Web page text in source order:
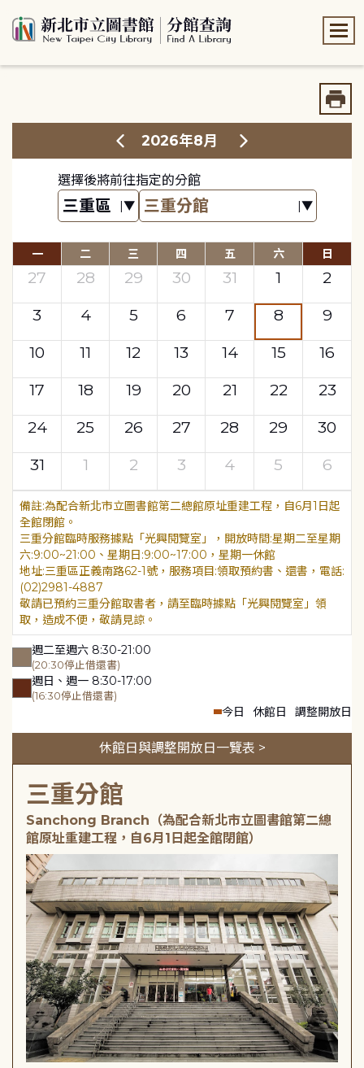
2026年8月
選擇後將前往指定的分館
一 二 三 四 五 六 日
27 28 29 30 31 1
2
3
4 5 6 7 8
9
10
11 12 13 14 15
16
17
18 19 20 21 22
23
24
25 26 27 28 29
30
31
1 2 3 4 5 6
為配合新北市立圖書館第二總館原址重建工程，自6月1日起
全館閉館。
三重分館臨時服務據點「光興閱覽室」，開放時間:星期二至星期
六:9:00~21:00、星期日:9:00~17:00，星期一休館
地址:三重區正義南路62-1號，服務項目:領取預約書、還書，電話:
(02)2981-4887
敬請已預約三重分館取書者，請至臨時據點「光興閱覽室」領
取，造成不便，敬請見諒。
週二至週六 8:30-21:00
(20:30停止借還書)
週日、週一 8:30-17:00
(16:30停止借還書)
今日 休館日 調整開放日
休館日與調整開放日一覽表 >
三重分館
Sanchong Branch（為配合新北市立圖書館第二總
館原址重建工程，自6月1日起全館閉館）